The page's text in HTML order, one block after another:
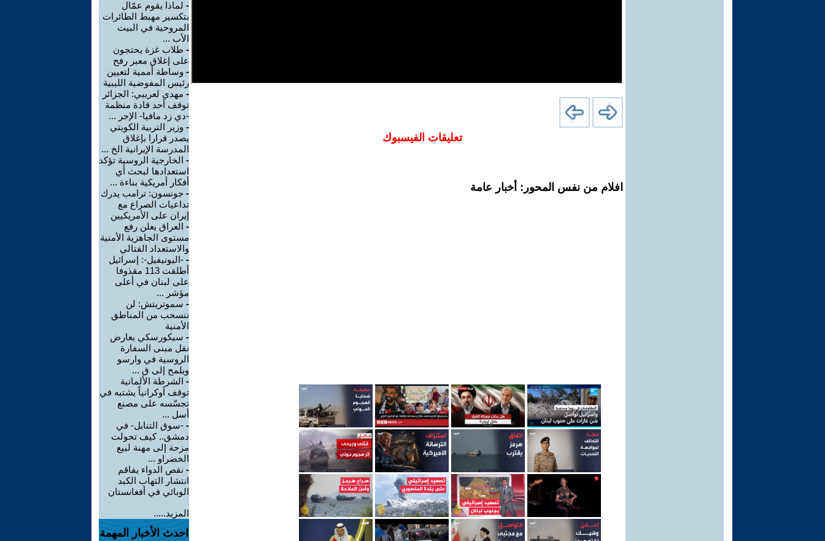
تعليقات الفيسبوك
افلام من نفس المحور: أخبار عامة
- لماذا يقوم عمّال
بتكسير مهبط الطائرات
المروحية في البيت
الأب ...
- طلاب غزة يحتجون
على إغلاق معبر رفح
- وساطة أممية لتعيين
رئيس المفوضية الليبية
- مهدي لعريبي: الجزائر
توقف أحد قادة منظمة
-دي زد مافيا- الإجر ...
- وزير التربية الكويتي
يصدر قرارا بإغلاق
المدرسة الإيرانية الخ ...
- الخارجية الروسية تؤكد
استعدادها لبحث أي
أفكار أمريكية بناءة ...
- جونسون: ترامب يدرك
تداعيات الصراع مع
إيران على الأمريكيين
- العراق يعلن رفع
مستوى الجاهزية الأمنية
والاستعداد القتالي
- -اليونيفيل-: إسرائيل
أطلقت 113 مقذوفا
على لبنان في أعلى
مؤشر ...
- سموتريتش: لن
ننسحب من المناطق
الأمنية
- سيكورسكي يعارض
نقل مبنى السفارة
الروسية في وارسو
ويلمح إلى ق ...
- الشرطة الألمانية
توقف أوكرانياً يشتبه في
تجسّسه على مصنع
أسل ...
- -سوق التنابل- في
دمشق.. كيف تحولت
مزحة إلى مهنة لبيع
الخضراو ...
- نقص الدواء يفاقم
انتشار التهاب الكبد
الوبائي في أفغانستان
المزيد.....
احدث الأخبار المهمة